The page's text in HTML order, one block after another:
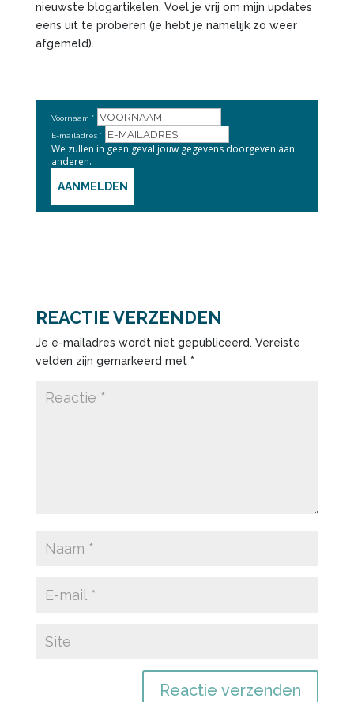
nieuwste blogartikelen. Voel je vrij om mijn updates
eens uit te proberen (je hebt je namelijk zo weer
afgemeld).
Voornaam
E-mailadres
We zullen in geen geval jouw gegevens doorgeven aan
anderen.
AANMELDEN
REACTIE VERZENDEN
Je e-mailadres wordt niet gepubliceerd. Vereiste
velden zijn gemarkeerd met *